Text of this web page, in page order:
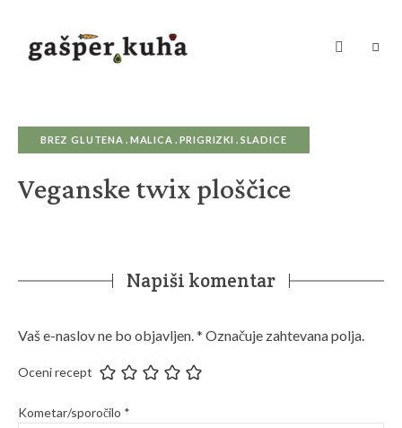
za
dušoBREZ GLUTENA MALICA PRIGRIZKI SLADICE
Veganske twix ploščice
Napiši komentar
Vaš e-naslov ne bo objavljen.* Označuje zahtevana polja.
Oceni recept
Kometar/sporočilo *